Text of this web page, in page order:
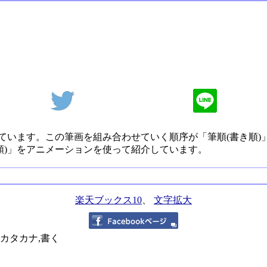
ます。この筆画を組み合わせていく順序が「筆順(書き順)
をアニメーションを使って紹介しています。
楽天ブックス10 文字拡大
タカナ,書く